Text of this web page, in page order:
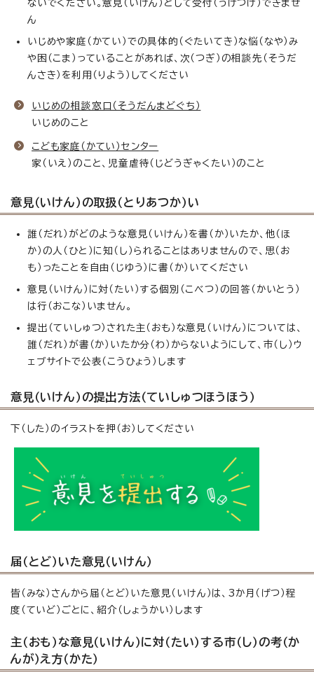
ないでください。意見（いけん）として受付（うけつけ）できませ
ん
いじめや家庭（かてい）での具体的（ぐたいてき）な悩（なや）み
や困（こま）っていることがあれば、次（つぎ）の相談先（そうだ
んさき）を利用（りよう）してください
いじめの相談窓口（そうだんまどぐち）
いじめのこと
こども家庭（かてい）センター
家（いえ）のこと、児童虐待（じどうぎゃくたい）のこと
意見（いけん）の取扱（とりあつか）い
誰（だれ）がどのような意見（いけん）を書（か）いたか、他（ほ
か）の人（ひと）に知（し）られることはありませんので、思（お
も）ったことを自由（じゆう）に書（か）いてください
意見（いけん）に対（たい）する個別（こべつ）の回答（かいとう）
は行（おこな）いません。
提出（ていしゅつ）された主（おも）な意見（いけん）については、
誰（だれ）が書（か）いたか分（わ）からないようにして、市（し）ウ
ェブサイトで公表（こうひょう）します
意見（いけん）の提出方法（ていしゅつほうほう）
下（した）のイラストを押（お）してください
届（とど）いた意見（いけん）
皆（みな）さんから届（とど）いた意見（いけん）は、3か月（げつ）程
度（ていど）ごとに、紹介（しょうかい）します
主（おも）な意見（いけん）に対（たい）する市（し）の考（か
んが）え方（かた）